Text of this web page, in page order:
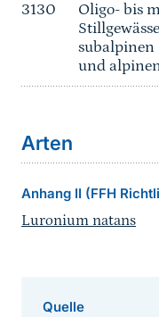
3130
Oligo- bis
subalpinen
und
Arten
Anhang II (FFH
Luronium natans
Quelle